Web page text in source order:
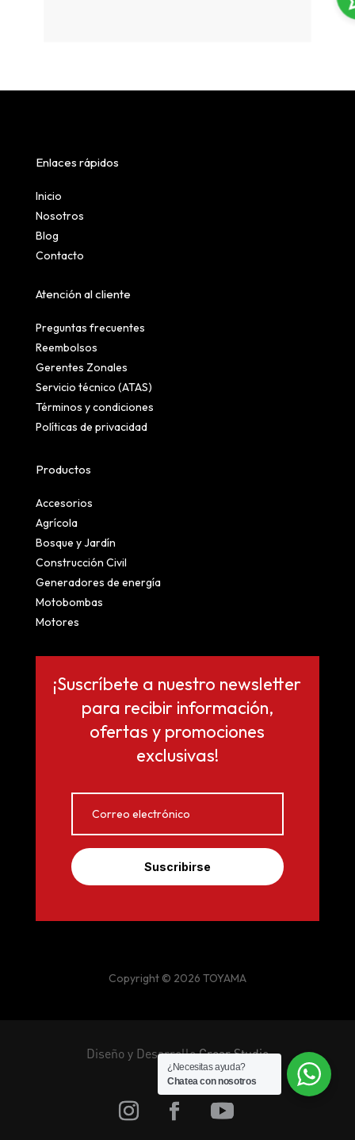
Enlaces rápidos
Inicio
Nosotros
Blog
Contacto
Atención al cliente
Preguntas frecuentes
Reembolsos
Gerentes Zonales
Servicio técnico (ATAS)
Términos y condiciones
Políticas de privacidad
Productos
Accesorios
Agrícola
Bosque y Jardín
Construcción Civil
Generadores de energía
Motobombas
Motores
¡Suscríbete a nuestro newsletter
para recibir información,
ofertas y promociones
exclusivas!
Suscribirse
Copyright © 2026 TOYAMA
Diseño y DesarrolloCrear Studio
¿Necesitas ayuda?
Chatea con nosotros